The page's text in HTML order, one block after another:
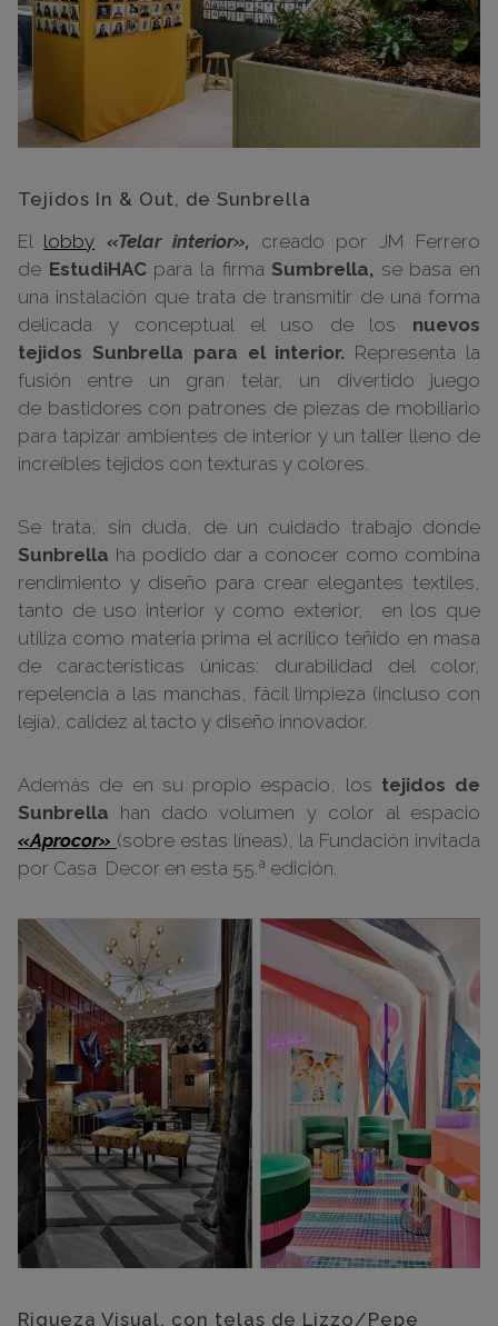
Tejidos In & Out, de Sunbrella
El lobby «Telar interior», creado por JM Ferrero
de EstudiHACpara la firma Sumbrella, se basa en
una instalación que trata de transmitir de una forma
delicada y conceptual el uso de los nuevos
tejidos Sunbrella para el interior. Representa la
fusión entre un gran telar, un divertido juego
de bastidores con patrones de piezas de mobiliario
para tapizar ambientes de interior y un taller lleno de
increíbles tejidos con texturas y colores.
Se trata, sin duda, de un cuidado trabajo donde
Sunbrella ha podido dar a conocer como combina
rendimiento y diseño para crear elegantes textiles,
tanto de uso interior y como exterior, en los que
utiliza como materia prima el acrílico teñido en masa
de características únicas: durabilidad del color,
repelencia a las manchas, fácil limpieza (incluso con
lejía), calidez al tacto y diseño innovador.
Además de en su propio espacio, los tejidos de
Sunbrella han dado volumen y color al espacio
«Aprocor» (sobre estas líneas), la Fundación invitada
por Casa Decor en esta 55.ª edición.
Riqueza Visual, con telas de Lizzo/Pepe